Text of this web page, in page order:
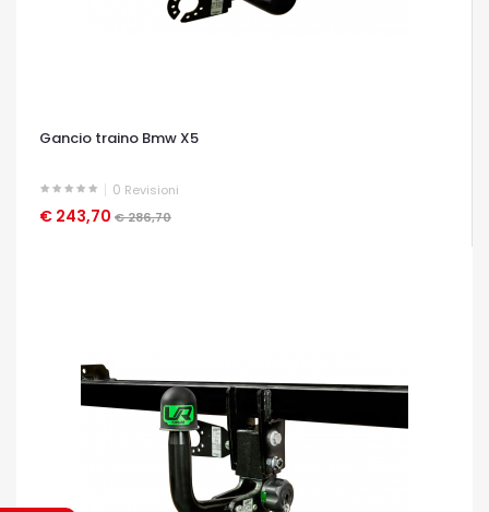
Gancio traino Bmw X5
0 Revisioni
€ 243,70 € 286,70
OCCHIATA VELOCE